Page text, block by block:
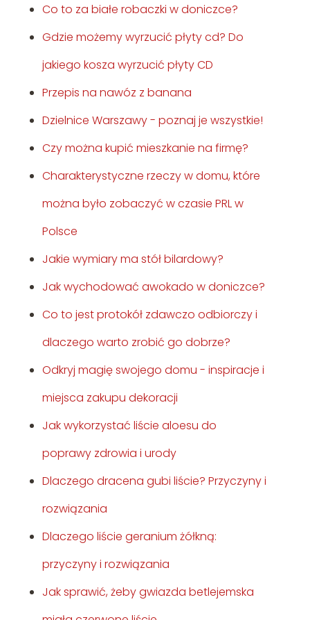
Co to za białe robaczki w doniczce?
Gdzie możemy wyrzucić płyty cd? Do
jakiego kosza wyrzucić płyty CD
Przepis na nawóz z banana
Dzielnice Warszawy - poznaj je wszystkie!
Czy można kupić mieszkanie na firmę?
Charakterystyczne rzeczy w domu, które
można było zobaczyć w czasie PRL w
Polsce
Jakie wymiary ma stół bilardowy?
Jak wychodować awokado w doniczce?
Co to jest protokół zdawczo odbiorczy i
dlaczego warto zrobić go dobrze?
Odkryj magię swojego domu - inspiracje i
miejsca zakupu dekoracji
Jak wykorzystać liście aloesu do
poprawy zdrowia i urody
Dlaczego dracena gubi liście? Przyczyny i
rozwiązania
Dlaczego liście geranium żółkną:
przyczyny i rozwiązania
Jak sprawić, żeby gwiazda betlejemska